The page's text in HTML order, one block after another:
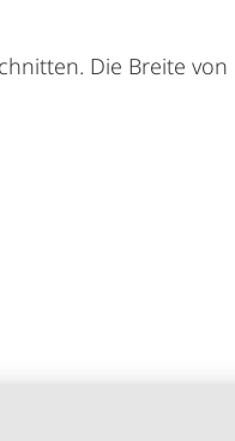
Die Breite